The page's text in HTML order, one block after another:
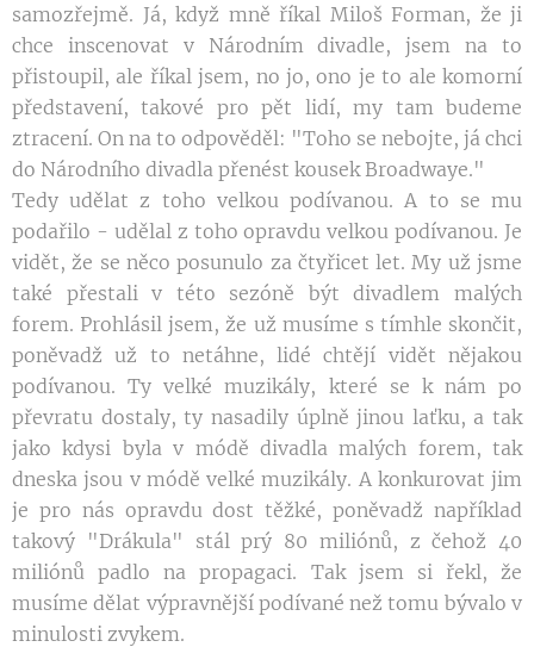
samozřejmě. Já, když mně říkal Miloš Forman, že ji
chce inscenovat v Národním divadle, jsem na to
přistoupil, ale říkal jsem, no jo, ono je to ale komorní
představení, takové pro pět lidí, my tam budeme
ztracení. On na to odpověděl: "Toho se nebojte, já chci
do Národního divadla přenést kousek Broadwaye."
Tedy udělat z toho velkou podívanou. A to se mu
podařilo - udělal z toho opravdu velkou podívanou. Je
vidět, že se něco posunulo za čtyřicet let. My už jsme
také přestali v této sezóně být divadlem malých
forem. Prohlásil jsem, že už musíme s tímhle skončit,
poněvadž už to netáhne, lidé chtějí vidět nějakou
podívanou. Ty velké muzikály, které se k nám po
převratu dostaly, ty nasadily úplně jinou laťku, a tak
jako kdysi byla v módě divadla malých forem, tak
dneska jsou v módě velké muzikály. A konkurovat jim
je pro nás opravdu dost těžké, poněvadž například
takový "Drákula" stál prý 80 miliónů, z čehož 40
miliónů padlo na propagaci. Tak jsem si řekl, že
musíme dělat výpravnější podívané než tomu bývalo v
minulosti zvykem.